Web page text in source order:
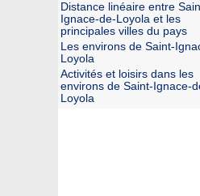
Distance linéaire entre
Ignace-de-Loyola et les
principales villes du pays
Les environs de Saint-
Loyola
Activités et loisirs dans les
environs de Saint-Ignace-
Loyola